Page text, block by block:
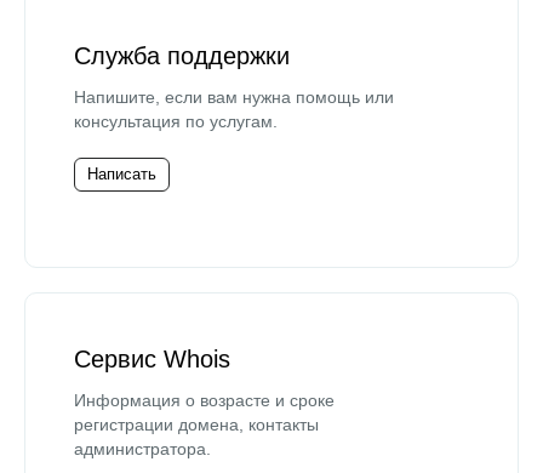
Служба поддержки
Напишите, если вам нужна помощь или
консультация по услугам.
Написать
Сервис Whois
Информация о возрасте и сроке
регистрации домена, контакты
администратора.